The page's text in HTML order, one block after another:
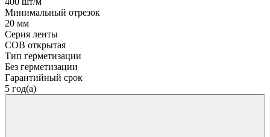
Минимальный отрезок
20 мм
Серия ленты
COB открытая
Тип герметизации
Без герметизации
Гарантийный срок
5 год(а)